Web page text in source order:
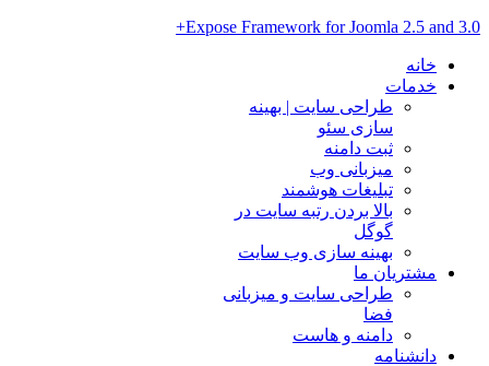
Expose Framework for Joomla 2.5 and 3.0+
خانه
خدمات
طراحی سایت | بهینه
سازی سئو
ثبت دامنه
میزبانی وب
تبلیغات هوشمند
بالا بردن رتبه سایت در
گوگل
بهینه سازی وب سایت
مشتریان ما
طراحی سایت و میزبانی
فضا
دامنه و هاست
دانشنامه